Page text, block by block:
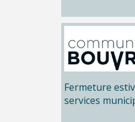
Fermeture
services